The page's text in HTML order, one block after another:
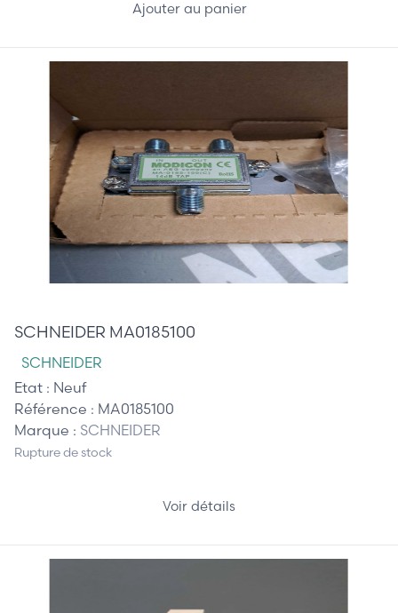
Ajouter au panier
SCHNEIDER MA0185100
SCHNEIDER
Etat : Neuf
Référence : MA0185100
Marque : SCHNEIDER
Rupture de stock
Voir détails